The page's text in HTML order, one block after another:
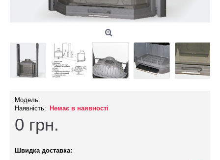
Модель:
Наявність:
Немає в наявності
0 грн.
Швидка доставка: